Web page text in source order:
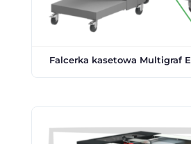
Falcerka kasetowa Multigraf